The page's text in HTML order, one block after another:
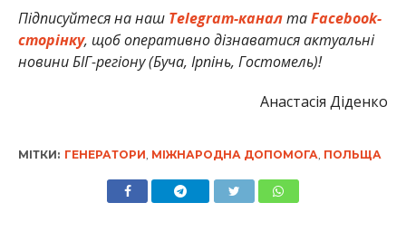
Підписуйтеся на наш Telegram-каналтаFacebook-
сторінку, щоб оперативно дізнаватися актуальні
новини БІГ-регіону (Буча, Ірпінь, Гостомель)!
Анастасія Діденко
МІТКИ: ГЕНЕРАТОРИ МІЖНАРОДНА ДОПОМОГА ПОЛЬЩА